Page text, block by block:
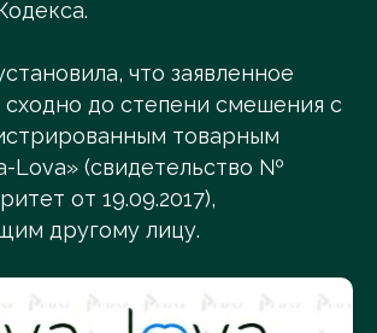
что заявленное
сходно до степени смешения с
товарным
Lova» (свидетельство №
от 19.09.2017),
другому лицу.